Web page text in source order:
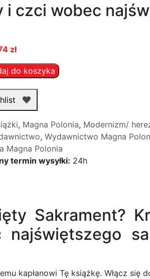
i czci wobec
zł
do koszyka
, Magna Polonia, Modernizm/
, Wydawnictwo Magna
Magna Polonia
termin wysyłki: 24h
Sakrament?
najświętszego
kapłanowi Tę książkę. Włącz się